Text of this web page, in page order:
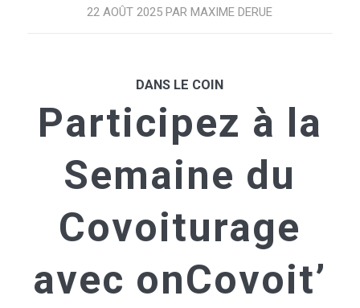
22 AOÛT 2025 PARMAXIME DERUE
DANS LE COIN
Participez à la
Semaine du
Covoiturage
avec onCovoit’